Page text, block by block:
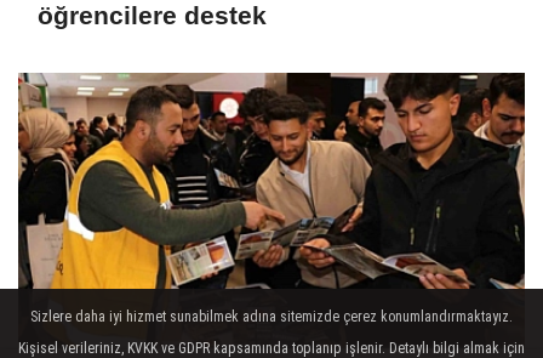
öğrencilere destek
Sizlere daha iyi hizmet sunabilmek adına sitemizde çerez konumlandırmaktayız.
Kişisel verileriniz, KVKK ve GDPR kapsamında toplanıp işlenir. Detaylı bilgi almak için